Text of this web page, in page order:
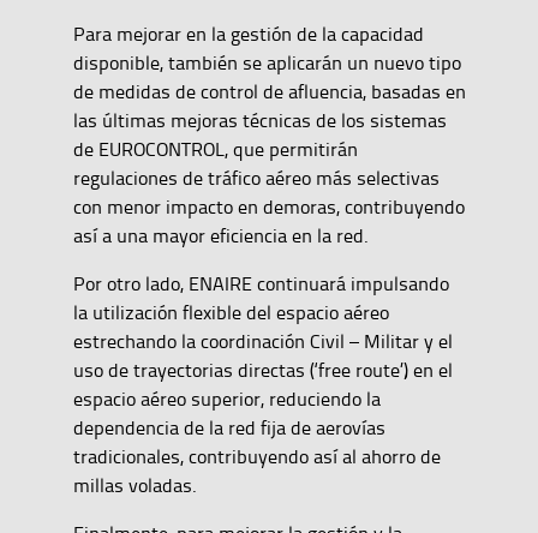
Para mejorar en la gestión de la capacidad
disponible, también se aplicarán un nuevo tipo
de medidas de control de afluencia, basadas en
las últimas mejoras técnicas de los sistemas
de EUROCONTROL, que permitirán
regulaciones de tráfico aéreo más selectivas
con menor impacto en demoras, contribuyendo
así a una mayor eficiencia en la red.
Por otro lado, ENAIRE continuará impulsando
la utilización flexible del espacio aéreo
estrechando la coordinación Civil – Militar y el
uso de trayectorias directas (‘free route’) en el
espacio aéreo superior, reduciendo la
dependencia de la red fija de aerovías
tradicionales, contribuyendo así al ahorro de
millas voladas.